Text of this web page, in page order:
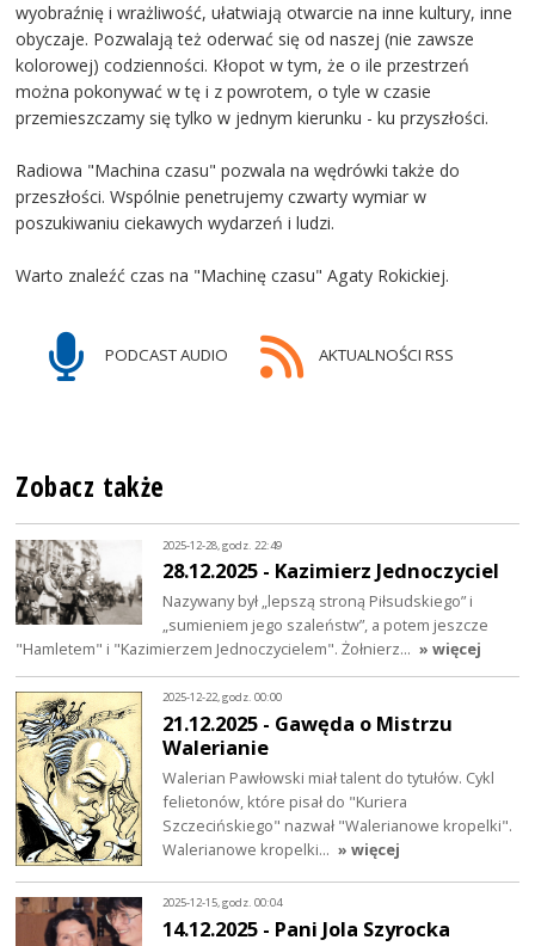
wyobraźnię i wrażliwość, ułatwiają otwarcie na inne kultury, inne
obyczaje. Pozwalają też oderwać się od naszej (nie zawsze
kolorowej) codzienności. Kłopot w tym, że o ile przestrzeń
można pokonywać w tę i z powrotem, o tyle w czasie
przemieszczamy się tylko w jednym kierunku - ku przyszłości.
Radiowa "Machina czasu" pozwala na wędrówki także do
przeszłości. Wspólnie penetrujemy czwarty wymiar w
poszukiwaniu ciekawych wydarzeń i ludzi.
Warto znaleźć czas na "Machinę czasu" Agaty Rokickiej.
PODCAST AUDIO AKTUALNOŚCI RSS
Zobacz także
2025-12-28, godz. 22:49
28.12.2025 - Kazimierz Jednoczyciel
Nazywany był „lepszą stroną Piłsudskiego” i
„sumieniem jego szaleństw”, a potem jeszcze
"Hamletem" i "Kazimierzem Jednoczycielem". Żołnierz… » więcej
2025-12-22, godz. 00:00
21.12.2025 - Gawęda o Mistrzu
Walerianie
Walerian Pawłowski miał talent do tytułów. Cykl
felietonów, które pisał do "Kuriera
Szczecińskiego" nazwał "Walerianowe kropelki".
Walerianowe kropelki… » więcej
2025-12-15, godz. 00:04
14.12.2025 - Pani Jola Szyrocka